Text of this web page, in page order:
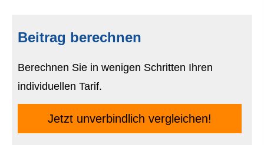
Beitrag berechnen
Berechnen Sie in wenigen Schritten Ihren
individuellen Tarif.
Jetzt unverbindlich ver­gleichen!